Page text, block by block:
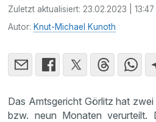
Zuletzt aktualisiert: 23.02.2023 |
Autor: Knut-Michael Kunoth
Das Amtsgericht Görlitz hat
bzw. neun Monaten verurteilt.